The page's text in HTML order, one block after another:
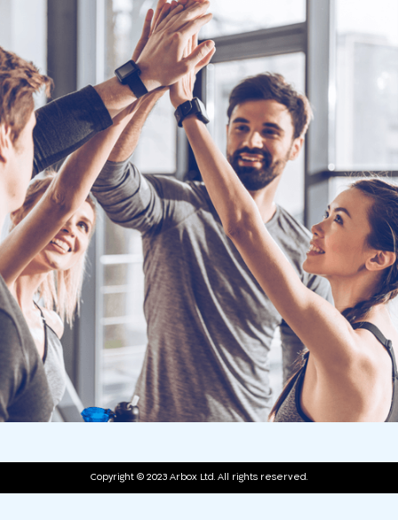
Copyright © 2023 Arbox Ltd. All rights reserved.